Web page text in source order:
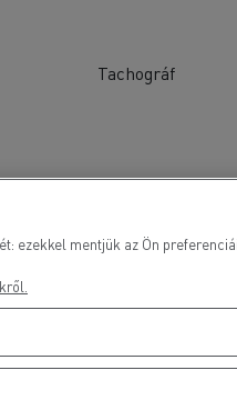
Tachográf
ezekkel mentjük az Ön